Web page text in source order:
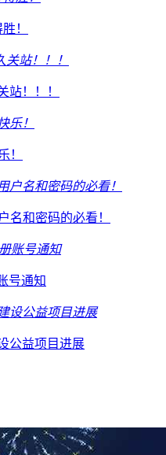
！
站！！！
！
名和密码的必看！
号通知
公益项目进展